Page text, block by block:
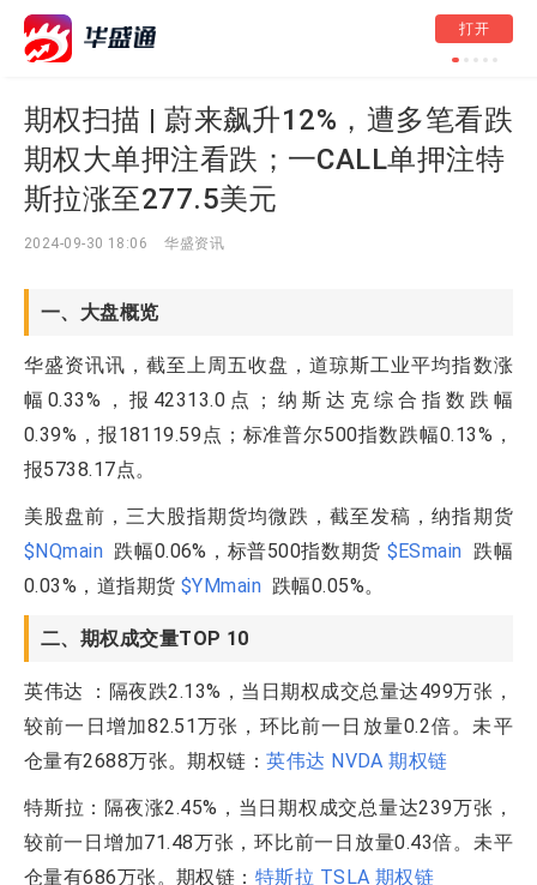
美股前瞻 | 聚焦20
打开
期权扫描 | 蔚来飙升12%，遭多笔看跌
期权大单押注看跌；一CALL单押注特
斯拉涨至277.5美元
2024-09-30 18:06 华盛资讯
一、大盘概览
华盛资讯讯，截至上周五收盘，道琼斯工业平均指数涨
幅0.33%，报42313.0点；纳斯达克综合指数跌幅
0.39%，报18119.59点；标准普尔500指数跌幅0.13%，
报5738.17点。
美股盘前，三大股指期货均微跌，截至发稿，纳指期货
$NQmain 跌幅0.06%，标普500指数期货 $ESmain 跌幅
0.03%，道指期货 $YMmain 跌幅0.05%。
二、期权成交量TOP 10
英伟达 ：隔夜跌2.13%，当日期权成交总量达499万张，
较前一日增加82.51万张，环比前一日放量0.2倍。未平
仓量有2688万张。期权链：英伟达 NVDA 期权链
特斯拉：隔夜涨2.45%，当日期权成交总量达239万张，
较前一日增加71.48万张，环比前一日放量0.43倍。未平
仓量有686万张。期权链： 特斯拉 TSLA 期权链